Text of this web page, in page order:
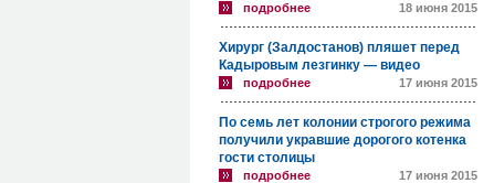
подробнее 18 июня 2015
Хирург (Залдостанов) пляшет перед
Кадыровым лезгинку — видео
подробнее 17 июня 2015
По семь лет колонии строгого режима
получили укравшие дорогого котенка
гости столицы
подробнее 17 июня 2015